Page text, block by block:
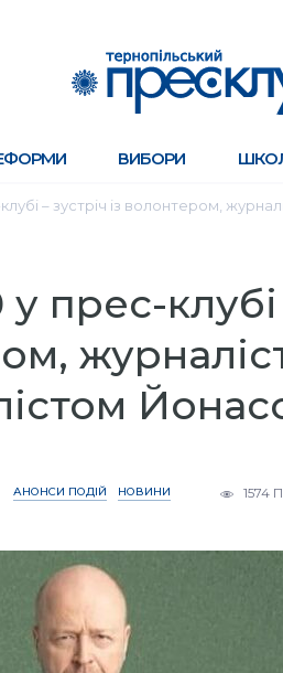
ВИБОРИ
клубі – зустріч із волонтером,
у прес-клубі
АНОНСИ ПОДІЙ НОВИНИ 1574